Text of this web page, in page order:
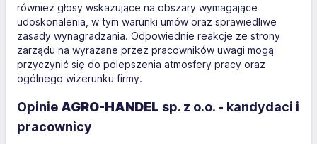
również głosy wskazujące na obszary wymagające
udoskonalenia, w tym warunki umów oraz sprawiedliwe
zasady wynagradzania. Odpowiednie reakcje ze strony
zarządu na wyrażane przez pracowników uwagi mogą
przyczynić się do polepszenia atmosfery pracy oraz
ogólnego wizerunku firmy.
Opinie AGRO-HANDEL sp. z o.o. - kandydaci i
pracownicy